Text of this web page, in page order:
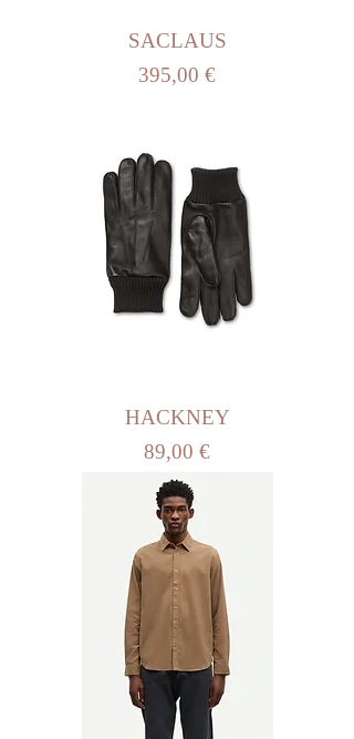
SACLAUS
Prix
395,00 €
HACKNEY
Prix
89,00 €